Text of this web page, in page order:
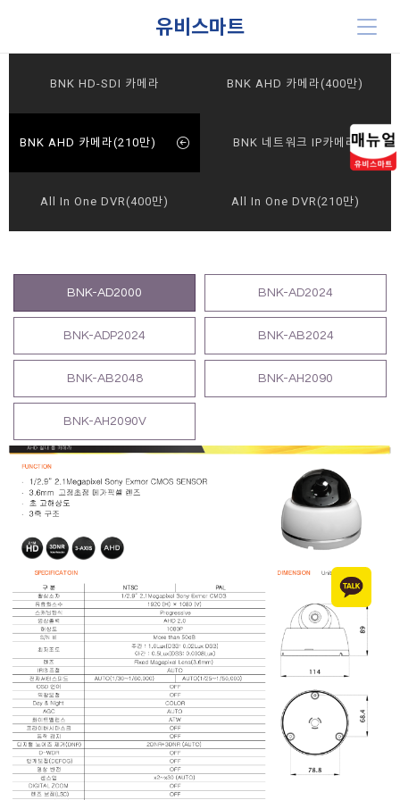
유비스마트
BNK HD-SDI 카메라 BNK AHD 카메라(400만)
BNK AHD 카메라(210만) BNK 네트워크 IP카메라
All In One DVR(400만) All In One DVR(210만)
BNK-AD2000 BNK-AD2024
BNK-ADP2024 BNK-AB2024
BNK-AB2048 BNK-AH2090
BNK-AH2090V